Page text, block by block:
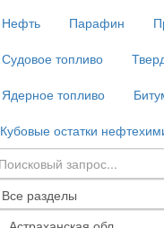
Нефть
Парафин
Судовое топливо
Ядерное топливо
Кубовые остатки